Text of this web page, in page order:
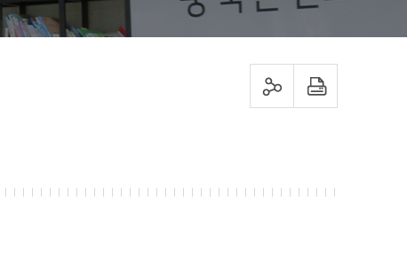
sns 공유하기 프린트하기